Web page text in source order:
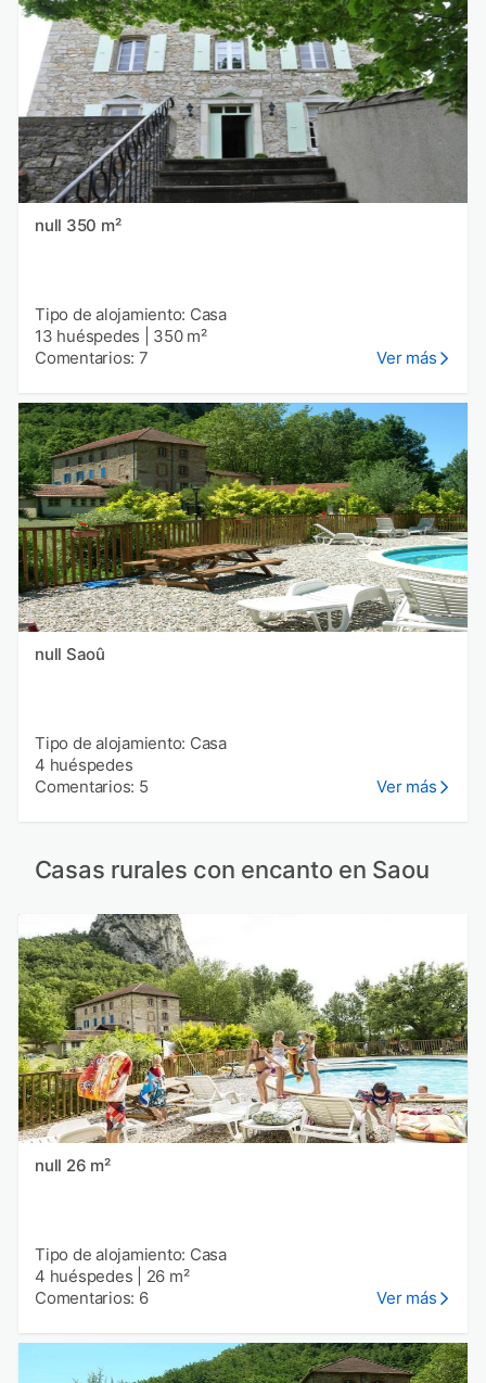
null 350 m²
Tipo de alojamiento: Casa
13 huéspedes
350 m²
Comentarios: 7
Ver más
null Saoû
Tipo de alojamiento: Casa
4 huéspedes
Comentarios: 5
Ver más
Casas rurales con encanto en Saou
null 26 m²
Tipo de alojamiento: Casa
4 huéspedes
26 m²
Comentarios: 6
Ver más